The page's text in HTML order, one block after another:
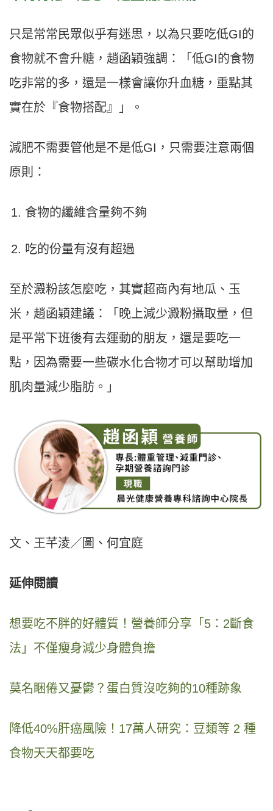
只是常常民眾似乎有迷思，以為只要吃低GI的
食物就不會升糖，趙函穎強調：「低GI的食物
吃非常的多，還是一樣會讓你升血糖，重點其
實在於『食物搭配』」。
減肥不需要管他是不是低GI ，只需要注意兩個
原則：
食物的纖維含量夠不夠
吃的份量有沒有超過
至於澱粉該怎麼吃，其實超商內有地瓜、玉
米，趙函穎建議：「晚上減少澱粉攝取量，但
是平常下班後有去運動的朋友，還是要吃一
點，因為需要一些碳水化合物才可以幫助增加
肌肉量減少脂肪。」
文、王芊淩／圖、何宜庭
延伸閱讀
想要吃不胖的好體質！營養師分享「5：2斷食
法」不僅瘦身減少身體負擔
莫名睏倦又憂鬱？蛋白質沒吃夠的10種跡象
降低40%肝癌風險！17萬人研究：豆類等 2 種
食物天天都要吃